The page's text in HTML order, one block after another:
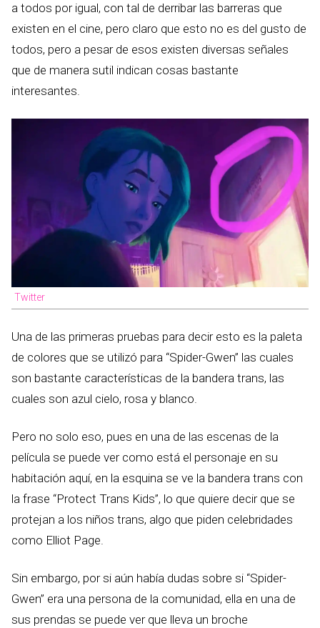
a todos por igual, con tal de derribar las barreras que
existen en el cine, pero claro que esto no es del gusto de
todos, pero a pesar de esos existen diversas señales
que de manera sutil indican cosas bastante
interesantes.
Twitter
Una de las primeras pruebas para decir esto es la paleta
de colores que se utilizó para “Spider-Gwen” las cuales
son bastante características de la bandera trans, las
cuales son azul cielo, rosa y blanco.
Pero no solo eso, pues en una de las escenas de la
película se puede ver como está el personaje en su
habitación aquí, en la esquina se ve la bandera trans con
la frase “Protect Trans Kids”, lo que quiere decir que se
protejan a los niños trans, algo que piden celebridades
como Elliot Page.
Sin embargo, por si aún había dudas sobre si “Spider-
Gwen” era una persona de la comunidad, ella en una de
sus prendas se puede ver que lleva un broche